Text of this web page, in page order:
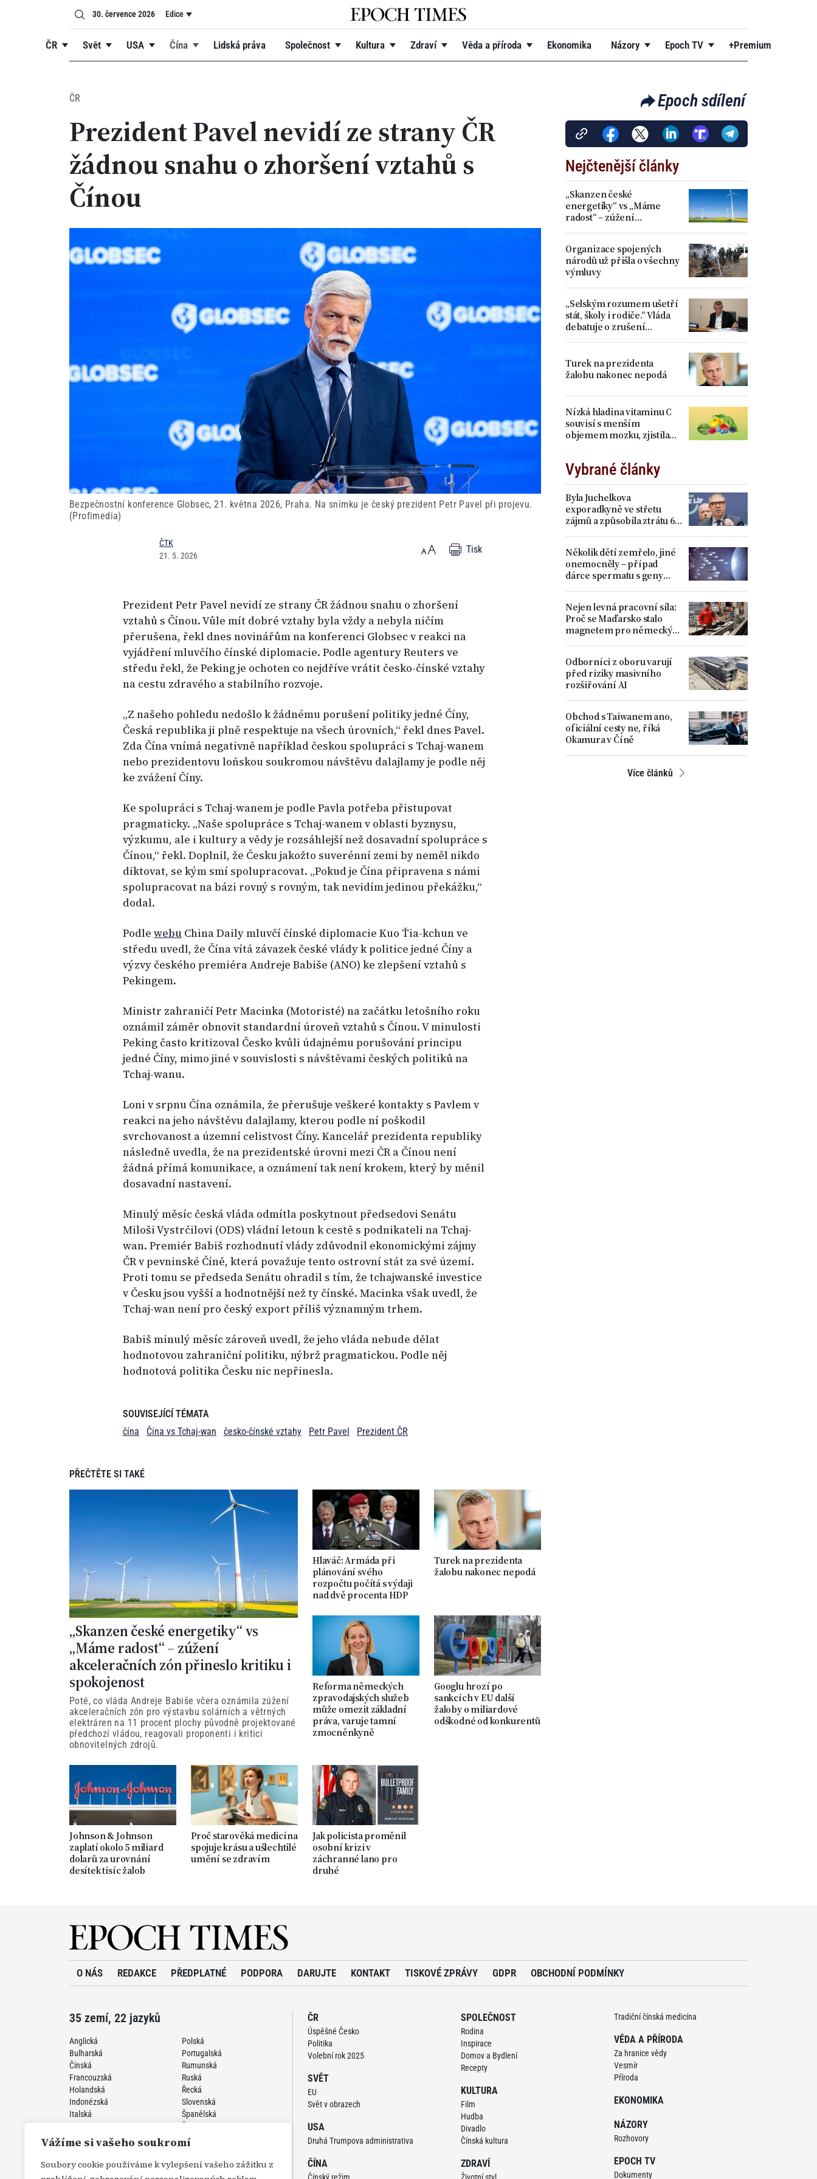
Vážíme si vašeho soukromí
Soubory cookie používáme k vylepšení vašeho zážitku z
30. července 2026 Edice
ČR Svět USA Čína Lidská práva Společnost Kultura Zdraví Věda a příroda Ekonomika Názory Epoch TV +Premium
ČR
Prezident Pavel nevidí ze strany ČR
žádnou snahu o zhoršení vztahů s
Čínou
Bezpečnostní konference Globsec, 21. května 2026, Praha. Na snímku je český prezident Petr Pavel při projevu.
(Profimedia)
ČTK
21. 5. 2026
Tisk
Prezident Petr Pavel nevidí ze strany ČR žádnou snahu o zhoršení
vztahů s Čínou. Vůle mít dobré vztahy byla vždy a nebyla ničím
přerušena, řekl dnes novinářům na konferenci Globsec v reakci na
vyjádření mluvčího čínské diplomacie. Podle agentury Reuters ve
středu řekl, že Peking je ochoten co nejdříve vrátit česko-čínské vztahy
na cestu zdravého a stabilního rozvoje.
„Z našeho pohledu nedošlo k žádnému porušení politiky jedné Číny,
Česká republika ji plně respektuje na všech úrovních,“ řekl dnes Pavel.
Zda Čína vnímá negativně například českou spolupráci s Tchaj-wanem
nebo prezidentovu loňskou soukromou návštěvu dalajlamy je podle něj
ke zvážení Číny.
Ke spolupráci s Tchaj-wanem je podle Pavla potřeba přistupovat
pragmaticky. „Naše spolupráce s Tchaj-wanem v oblasti byznysu,
výzkumu, ale i kultury a vědy je rozsáhlejší než dosavadní spolupráce s
Čínou,“ řekl. Doplnil, že Česku jakožto suverénní zemi by neměl nikdo
diktovat, se kým smí spolupracovat. „Pokud je Čína připravena s námi
spolupracovat na bázi rovný s rovným, tak nevidím jedinou překážku,“
dodal.
Podle webu China Daily mluvčí čínské diplomacie Kuo Ťia-kchun ve
středu uvedl, že Čína vítá závazek české vlády k politice jedné Číny a
výzvy českého premiéra Andreje Babiše (ANO) ke zlepšení vztahů s
Pekingem.
Ministr zahraničí Petr Macinka (Motoristé) na začátku letošního roku
oznámil záměr obnovit standardní úroveň vztahů s Čínou. V minulosti
Peking často kritizoval Česko kvůli údajnému porušování principu
jedné Číny, mimo jiné v souvislosti s návštěvami českých politiků na
Tchaj-wanu.
Loni v srpnu Čína oznámila, že přerušuje veškeré kontakty s Pavlem v
reakci na jeho návštěvu dalajlamy, kterou podle ní poškodil
svrchovanost a územní celistvost Číny. Kancelář prezidenta republiky
následně uvedla, že na prezidentské úrovni mezi ČR a Čínou není
žádná přímá komunikace, a oznámení tak není krokem, který by měnil
dosavadní nastavení.
Minulý měsíc česká vláda odmítla poskytnout předsedovi Senátu
Miloši Vystrčilovi (ODS) vládní letoun k cestě s podnikateli na Tchaj-
wan. Premiér Babiš rozhodnutí vlády zdůvodnil ekonomickými zájmy
ČR v pevninské Číně, která považuje tento ostrovní stát za své území.
Proti tomu se předseda Senátu ohradil s tím, že tchajwanské investice
v Česku jsou vyšší a hodnotnější než ty čínské. Macinka však uvedl, že
Tchaj-wan není pro český export příliš významným trhem.
Babiš minulý měsíc zároveň uvedl, že jeho vláda nebude dělat
hodnotovou zahraniční politiku, nýbrž pragmatickou. Podle něj
hodnotová politika Česku nic nepřinesla.
SOUVISEJÍCÍ TÉMATA
čína
Čína vs Tchaj-wan česko-čínské vztahy Petr Pavel Prezident ČR
PŘEČTĚTE SI TAKÉ
„Skanzen české energetiky“ vs
„Máme radost“ – zúžení
akceleračních zón přineslo kritiku i
spokojenost
Poté, co vláda Andreje Babiše včera oznámila zúžení
akceleračních zón pro výstavbu solárních a větrných
elektráren na 11 procent plochy původně projektované
předchozí vládou, reagovali proponenti i kritici
obnovitelných zdrojů.
Hlaváč: Armáda při
plánování svého
rozpočtu počítá s výdaji
nad dvě procenta HDP
Turek na prezidenta
žalobu nakonec nepodá
Reforma německých
zpravodajských služeb
může omezit základní
práva, varuje tamní
zmocněnkyně
Googlu hrozí po
sankcích v EU další
žaloby o miliardové
odškodné od konkurentů
Johnson & Johnson
zaplatí okolo 5 miliard
dolarů za urovnání
desítek tisíc žalob
Proč starověká medicína
spojuje krásu a ušlechtilé
umění se zdravím
Jak policista proměnil
osobní krizi v
záchranné lano pro
druhé
Epoch sdílení
Nejčtenější články
„Skanzen české
energetiky“ vs „Máme
radost“ – zúžení
Organizace spojených
národů už přišla o všechny
výmluvy
„Selským rozumem ušetří
stát, školy i rodiče.“ Vláda
debatuje o zrušení
Turek na prezidenta
žalobu nakonec nepodá
Nízká hladina vitaminu C
souvisí s menším
objemem mozku, zjistila
Vybrané články
Byla Juchelkova
exporadkyně ve střetu
zájmů a způsobila ztrátu 64
ministr
Několik dětí zemřelo, jiné
onemocněly – případ
dárce spermatu s geny
Nejen levná pracovní síla:
Proč se Maďarsko stalo
magnetem pro německý
Odborníci z oboru varují
před riziky masivního
rozšiřování AI
Obchod s Taiwanem ano,
oficiální cesty ne, říká
Okamura v Číně
Více článků
O NÁS REDAKCE PŘEDPLATNÉ PODPORA DARUJTE KONTAKT TISKOVÉ ZPRÁVY GDPR OBCHODNÍ PODMÍNKY
35 zemí, 22 jazyků
Anglická
Bulharská
Čínská
Francouzská
Holandská
Indonézská
Italská
Korejská
Perzská
Polská
Portugalská
Rumunská
Ruská
Řecká
Slovenská
Španělská
Turecká
Vietnamská
ČR
Úspěšné Česko
Politika
Volební rok 2025
SVĚT
EU
Svět v obrazech
USA
Druhá Trumpova administrativa
ČÍNA
Čínský režim
SPOLEČNOST
Rodina
Inspirace
Domov a Bydlení
Recepty
KULTURA
Film
Hudba
Divadlo
Čínská kultura
ZDRAVÍ
Životní styl
Tradiční čínská medicína
VĚDA A PŘÍRODA
Za hranice vědy
Vesmír
Příroda
EKONOMIKA
NÁZORY
Rozhovory
EPOCH TV
Dokumenty